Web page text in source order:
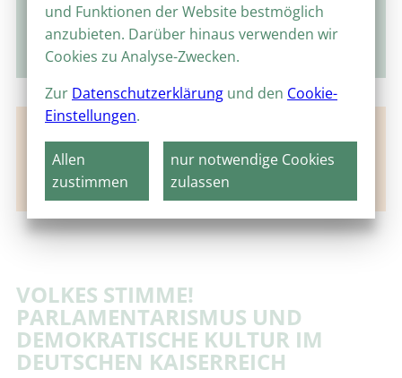
suchen
Hier finden Sie aktuelle Highlights aus anderen
Orten.
VOLKES STIMME!
PARLAMENTARISMUS UND
DEMOKRATISCHE KULTUR IM
DEUTSCHEN KAISERREICH
und Funktionen der Website bestmöglich
anzubieten. Darüber hinaus verwenden wir
Cookies zu Analyse-Zwecken.
Zur Datenschutzerklärung und den Cookie-
Einstellungen.
Allen
zustimmen
nur notwendige Cookies
zulassen